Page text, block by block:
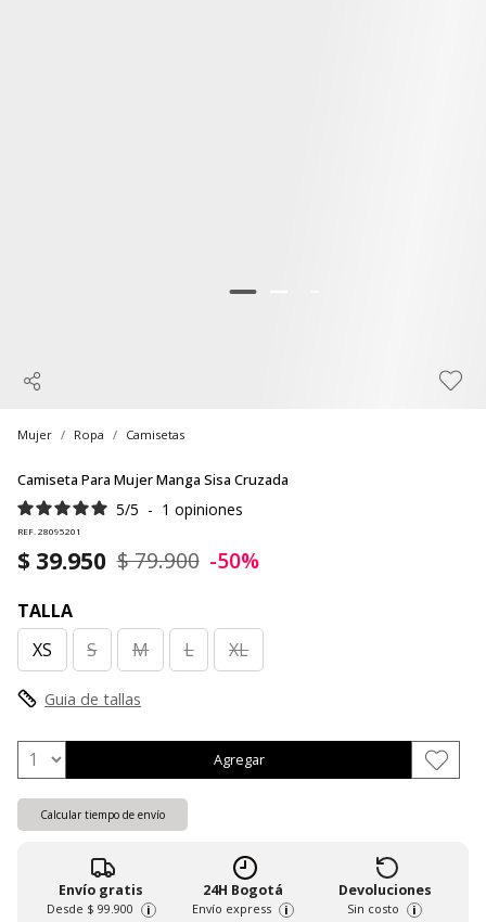
Mujer Ropa Camisetas
Camiseta Para Mujer Manga Sisa Cruzada
5/5 - 1 opiniones
REF. 28095201
$ 39.950 $ 79.900 -50%
TALLA
XS
S M L XL
Guia de tallas
Agregar
Calcular tiempo de envío
Envío gratis
Desde $ 99.900 i
24H Bogotá
Envío express i
Devoluciones
Sin costo i